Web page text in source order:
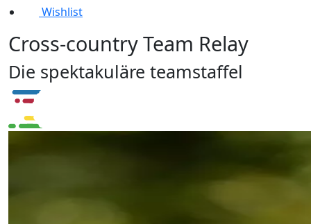
Wishlist
Cross-country Team Relay
Die spektakuläre teamstaffel